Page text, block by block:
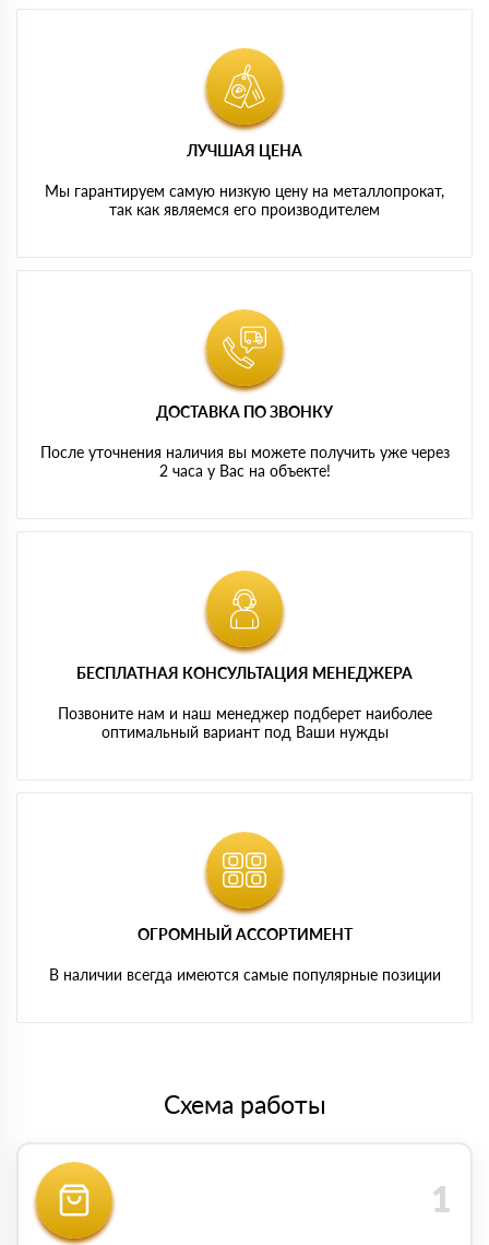
ЛУЧШАЯ ЦЕНА
Мы гарантируем самую низкую цену на металлопрокат,
так как являемся его производителем
ДОСТАВКА ПО ЗВОНКУ
После уточнения наличия вы можете получить уже через
2 часа у Вас на объекте!
БЕСПЛАТНАЯ КОНСУЛЬТАЦИЯ МЕНЕДЖЕРА
Позвоните нам и наш менеджер подберет наиболее
оптимальный вариант под Ваши нужды
ОГРОМНЫЙ АССОРТИМЕНТ
В наличии всегда имеются самые популярные позиции
Схема работы